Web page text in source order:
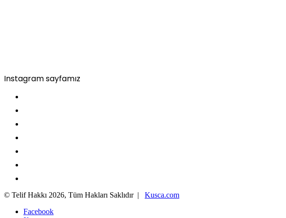
Instagram sayfamız
© Telif Hakkı 2026, Tüm Hakları Saklıdır | Kusca.com
Facebook